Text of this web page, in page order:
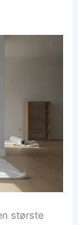
største